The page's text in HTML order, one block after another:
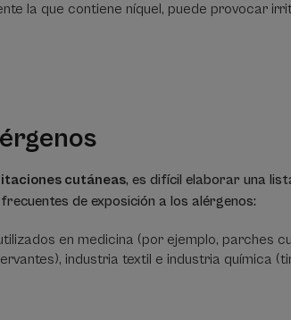
la que contiene níquel, puede provocar
cutáneas, es difícil elaborar una
de exposición a los alérgenos:
en medicina (por ejemplo, parches
industria textil e industria química